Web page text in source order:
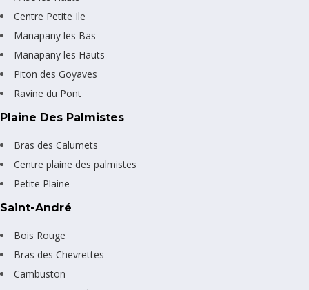
Centre Petite Ile
Manapany les Bas
Manapany les Hauts
Piton des Goyaves
Ravine du Pont
Plaine Des Palmistes
Bras des Calumets
Centre plaine des palmistes
Petite Plaine
Saint-André
Bois Rouge
Bras des Chevrettes
Cambuston